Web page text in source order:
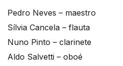
Pedro Neves – maestro
Sílvia Cancela – flauta
Nuno Pinto – clarinete
Aldo Salvetti – oboé